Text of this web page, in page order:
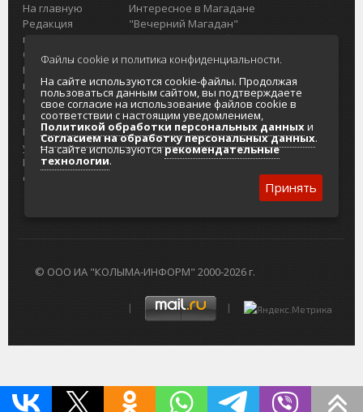
На главную
Редакция
портала
О проекте
Реклама на
портале
Отзывы и
предложения
Интернет-
услуги
Разработка
сайтов
Интересное в Магадане
"Вечерний Магадан"
Городская доска объявлений
Реклама
Главный туристический портал
Колымы
Политика в отношении обработки
персональных данных
Согласие на обработку персональных
данных
© ООО ИА "КОЛЫМА-ИНФОРМ" 2000-2026 г.
Файлы cookie и политика конфиденциальности.
На сайте используются cookie-файлы. Продолжая
пользоваться данным сайтом, вы подтверждаете
свое согласие на использование файлов cookie в
соответствии с настоящим уведомлением,
Политикой обработки персональных данныхи
Согласием на обработку персональных данных.
На сайте используютсярекомендательные
технологии.
Принять